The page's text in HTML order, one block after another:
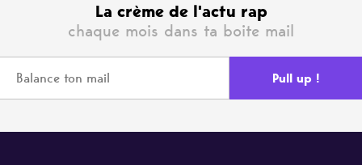
La crème de l'actu rap
chaque mois dans ta boite mail